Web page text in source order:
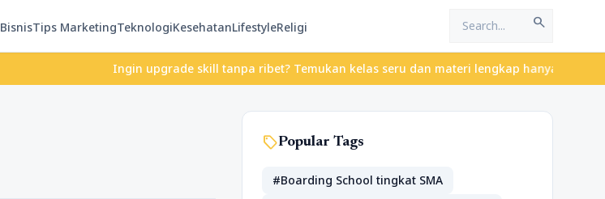
BisnisTips MarketingTeknologiKesehatanLifestyleReligi search
Ingin upgrade skill tanpa ribet? Temukan kelas seru dan materi lengkap hanya di
sellPopular Tags
#Boarding School tingkat SMA